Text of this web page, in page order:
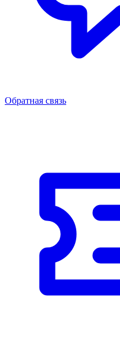
Обратная связь